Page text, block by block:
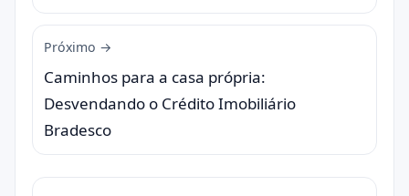
Próximo →
Caminhos para a casa própria:
Desvendando o Crédito Imobiliário
Bradesco